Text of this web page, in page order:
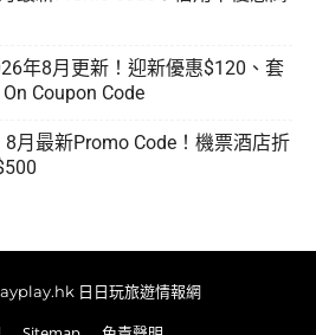
年8月更新！迎新優惠$120、套
Coupon Code
月最新Promo Code！機票酒店折
日日玩旅遊情報網